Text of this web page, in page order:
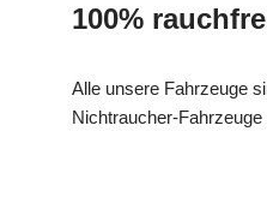
100%
Alle unsere Fahrzeuge
Nichtraucher-Fahrzeuge